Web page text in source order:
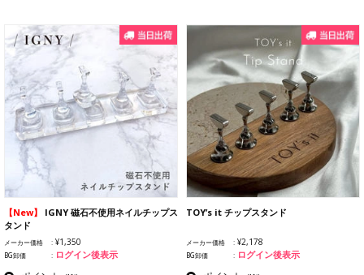
【New】
IGNY 磁石不使用ネイルチップス
タンド
メーカー価格 ¥1,350
BG卸価 ログイン後表示
TOY’s it チップスタンド
メーカー価格 ¥2,178
BG卸価 ログイン後表示